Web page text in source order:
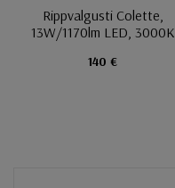
Rippvalgusti Colette,
13W/1170lm LED, 3000K
140 €